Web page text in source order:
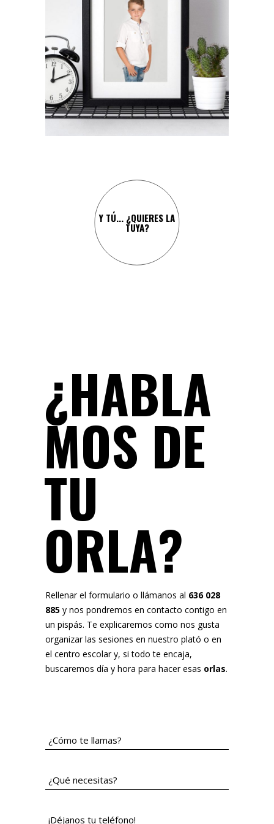
¡Y CARLOS NO IBA A SER
MENOS!
Y TÚ... ¿QUIERES LA
TUYA?
¿HABLA
MOS DE
TU
ORLA?
Rellenar el formulario o llámanos al 636 028
885 y nos pondremos en contacto contigo en
un pispás. Te explicaremos como nos gusta
organizar las sesiones en nuestro plató o en
el centro escolar y, si todo te encaja,
buscaremos día y hora para hacer esas orlas.